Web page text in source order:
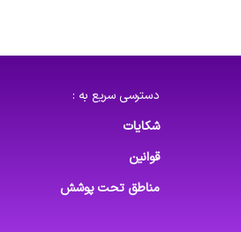
دسترسی سریع به :
شکایات
قوانین
مناطق تحت پوشش